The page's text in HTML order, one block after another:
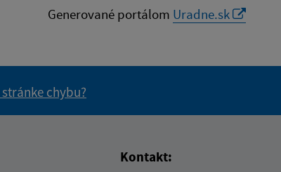
Generované portálom Uradne.sk
chybu?
Kontakt: